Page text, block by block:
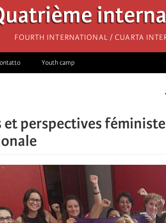
Fourth International / Cuarta
Youth camp
et perspectives